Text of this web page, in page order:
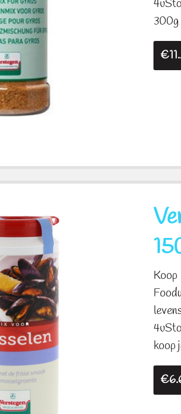
300g
koop